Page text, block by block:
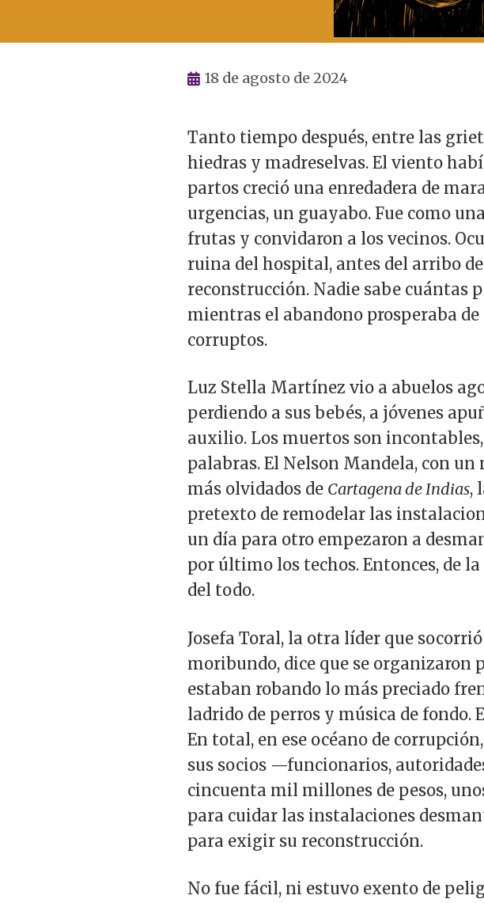
18 de agosto de 2024
Tanto tiempo después, entre las
hiedras y madreselvas. El viento
partos creció una enredadera de
urgencias, un guayabo. Fue como
frutas y convidaron a los vecinos.
ruina del hospital, antes del arribo
reconstrucción. Nadie sabe cuántas
mientras el abandono prosperaba
corruptos.
Luz Stella Martínez vio a abuelos
perdiendo a sus bebés, a jóvenes
auxilio. Los muertos son
palabras. El Nelson Mandela, con
más olvidados de Cartagena de Indias,
pretexto de remodelar las
un día para otro empezaron a
por último los techos. Entonces, de
del todo.
Josefa Toral, la otra líder que
moribundo, dice que se organizaron
estaban robando lo más preciado
ladrido de perros y música de
En total, en ese océano de
sus socios —funcionarios,
cincuenta mil millones de pesos,
para cuidar las instalaciones
para exigir su reconstrucción.
No fue fácil, ni estuvo exento de